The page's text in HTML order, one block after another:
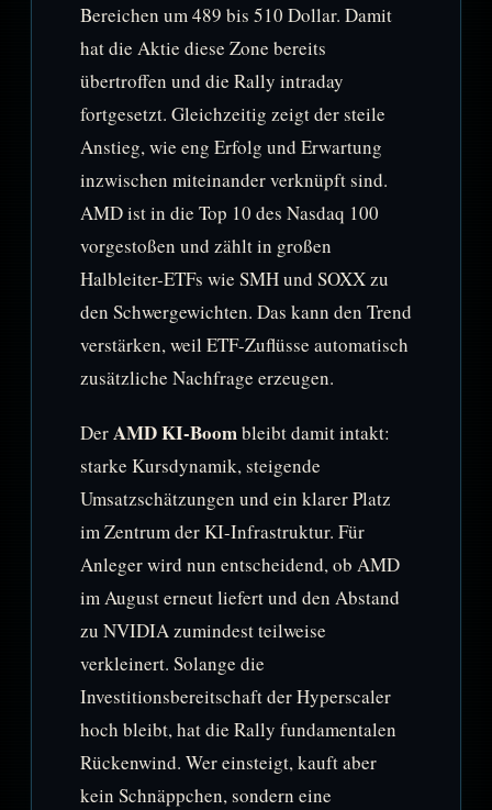
Bereichen um 489 bis 510 Dollar. Damit
hat die Aktie diese Zone bereits
übertroffen und die Rally intraday
fortgesetzt. Gleichzeitig zeigt der steile
Anstieg, wie eng Erfolg und Erwartung
inzwischen miteinander verknüpft sind.
AMD ist in die Top 10 des Nasdaq 100
vorgestoßen und zählt in großen
Halbleiter-ETFs wie SMH und SOXX zu
den Schwergewichten. Das kann den Trend
verstärken, weil ETF-Zuflüsse automatisch
zusätzliche Nachfrage erzeugen.
DerAMD KI-Boombleibt damit intakt:
starke Kursdynamik, steigende
Umsatzschätzungen und ein klarer Platz
im Zentrum der KI-Infrastruktur. Für
Anleger wird nun entscheidend, ob AMD
im August erneut liefert und den Abstand
zu NVIDIA zumindest teilweise
verkleinert. Solange die
Investitionsbereitschaft der Hyperscaler
hoch bleibt, hat die Rally fundamentalen
Rückenwind. Wer einsteigt, kauft aber
kein Schnäppchen, sondern eine